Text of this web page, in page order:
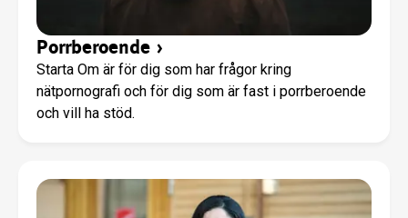
Porrberoende ›
Starta Om är för dig som har frågor kring
nätpornografi och för dig som är fast i porrberoende
och vill ha stöd.